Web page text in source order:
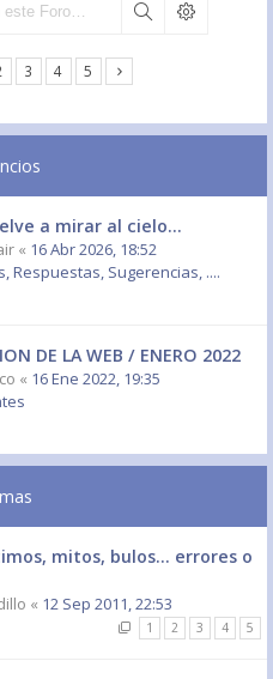
3 4 5
a mirar al cielo...
« 16 Abr 2026, 18:52
Respuestas, Sugerencias, ....
DE LA WEB / ENERO 2022
« 16 Ene 2022, 19:35
mitos, bulos... errores o
« 12 Sep 2011, 22:53
1 2 3 4 5